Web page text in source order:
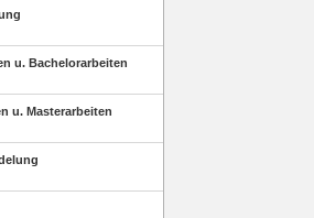
u. Bachelorarbeiten
u. Masterarbeiten